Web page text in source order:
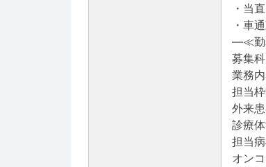
・当
・車
―≪
募集
業務
担当
外来
診療
担当
オン